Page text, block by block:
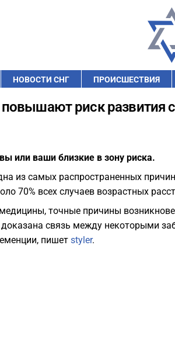
НОВОСТИ СНГ ПРОИСШЕСТВИЯ
риск развития
или ваши близкие в зону риска.
из самых распространенных
70% всех случаев возрастных
точные причины
связь между некоторыми
пишет styler.